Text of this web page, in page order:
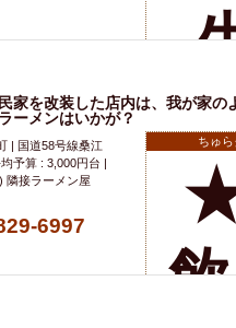
※有効期限
家を改装した店内は、我が家の
ーメンはいかが？
| 国道58号線桑江
予算 : 3,000円台 |
隣接ラーメン屋
6997
ちゅ